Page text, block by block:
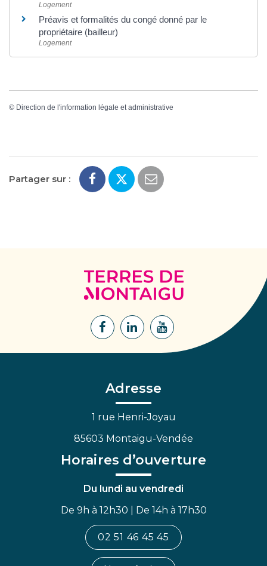
Logement
Préavis et formalités du congé donné par le
propriétaire (bailleur)
Logement
© Direction de l'information légale et administrative
Partager sur :
Terres
de
Montaigu
Lien
Facebook
Lien
Lien
Adresse
1 rue Henri-Joyau
85603 Montaigu-Vendée
Horaires d’ouverture
Du lundi au vendredi
De 9h à 12h30 | De 14h à 17h30
02 51 46 45 45